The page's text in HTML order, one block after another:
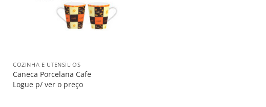
COZINHA E UTENSÍLIOS
Caneca Porcelana Cafe
Logue p/ ver o preço